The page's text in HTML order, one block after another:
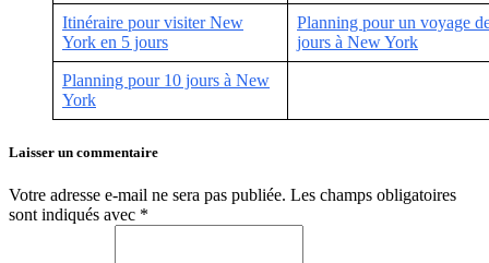
Itinéraire pour visiter New
York en 5 jours
Planning pour un voyage
jours à New York
Planning pour 10 jours à New
York
Laisser un commentaire
Votre adresse e-mail ne sera pas publiée. Les champs obligatoires
sont indiqués avec *